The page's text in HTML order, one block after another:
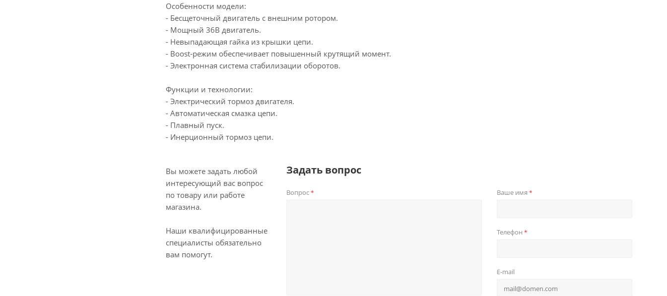
Особенности модели:
- Бесщеточный двигатель с внешним ротором.
- Мощный 36В двигатель.
- Невыпадающая гайка из крышки цепи.
- Boost-режим обеспечивает повышенный крутящий момент.
- Электронная система стабилизации оборотов.
Функции и технологии:
- Электрический тормоз двигателя.
- Автоматическая смазка цепи.
- Плавный пуск.
- Инерционный тормоз цепи.
Вы можете задать любой
интересующий вас вопрос
по товару или работе
магазина.
Наши квалифицированные
специалисты обязательно
вам помогут.
Задать вопрос
Вопрос* Ваше имя *
Телефон *
E-mail